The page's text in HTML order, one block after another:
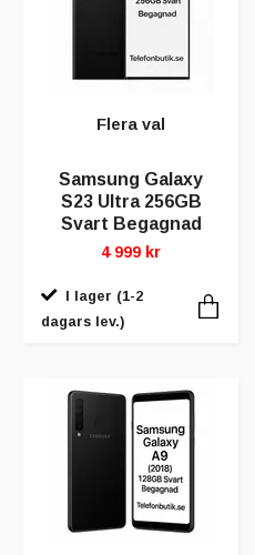
Flera val
Samsung Galaxy
S23 Ultra 256GB
Svart Begagnad
4 999 kr
I lager (1-2
dagars lev.)